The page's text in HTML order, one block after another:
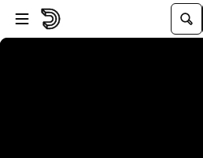
Passer au player
Passer au contenu principal